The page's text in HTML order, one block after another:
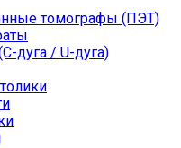
томографы (ПЭТ)
дуга / U-дуга)